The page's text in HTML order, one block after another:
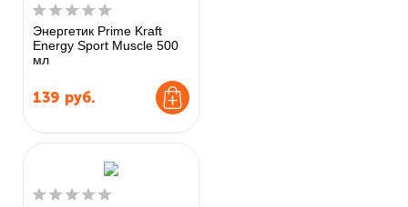
Энергетик Prime Kraft
Energy Sport Muscle 500
мл
139 руб.